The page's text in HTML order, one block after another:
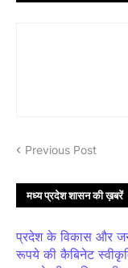
Previous Post
मध्य प्रदेश शासन की ख़बरें
प्रदेश के विकास और
रूपये की कैबिनेट